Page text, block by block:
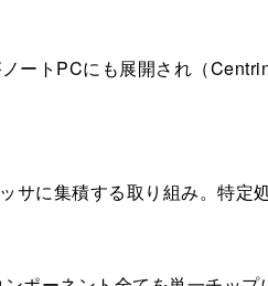
トPCにも展開され（
に集積する取り組み。特定